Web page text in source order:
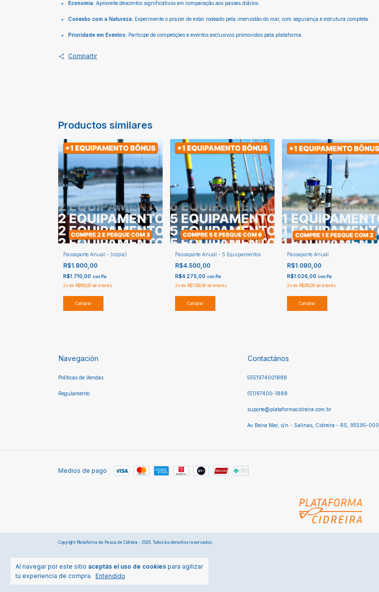
Al navegar por este sitio aceptás el uso de cookies para agilizar
tu experiencia de compra. Entendido
Economia: Aproveite descontos significativos em comparação aos passes diários.
Conexão com a Natureza: Experimente o prazer de estar rodeado pela imensidão do mar, com segurança e estrutura completa.
Prioridade em Eventos: Participe de competições e eventos exclusivos promovidos pela plataforma.
Compartir
Productos similares
Passaporte Anual - (cópia)
R$1.800,00
R$1.710,00 con Pix
3 x de R$600,00 sin interés
Comprar
Passaporte Anual - 5 Equipamentos
R$4.500,00
R$4.275,00 con Pix
3 x de R$1.500,00 sin interés
Comprar
Passaporte Anual
R$1.080,00
R$1.026,00 con Pix
3 x de R$360,00 sin interés
Comprar
Navegación
Políticas de Vendas
Regulamento
Contactános
5551974001888
(51)97400-1888
suporte@plataformacidreira.com.br
Av.Beira Mar, s/n - Salinas, Cidreira - RS, 95595-000
Medios de pago
Copyright Plataforma de Pesca de Cidreira - 2026. Todos los derechos reservados.